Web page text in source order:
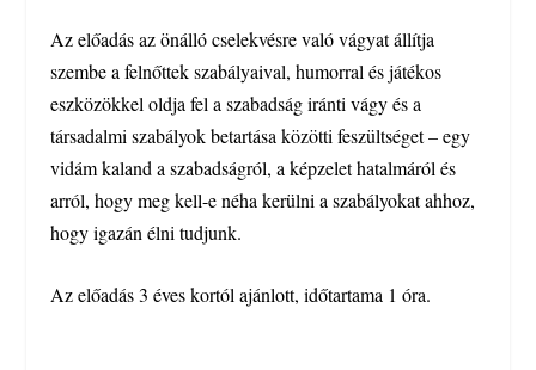
Az előadás az önálló cselekvésre való vágyat állítja
szembe a felnőttek szabályaival, humorral és játékos
eszközökkel oldja fel a szabadság iránti vágy és a
társadalmi szabályok betartása közötti feszültséget – egy
vidám kaland a szabadságról, a képzelet hatalmáról és
arról, hogy meg kell-e néha kerülni a szabályokat ahhoz,
hogy igazán élni tudjunk.
Az előadás 3 éves kortól ajánlott, időtartama 1 óra.